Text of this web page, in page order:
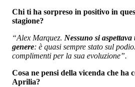
Chi ti ha sorpreso in positivo in
stagione?
“Alex Marquez. Nessuno si
genere: è quasi sempre stato sul
complimenti per la sua evoluzione”.
Cosa ne pensi della vicenda che ha
Aprilia?